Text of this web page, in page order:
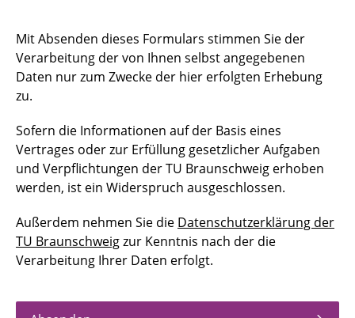
Mit Absenden dieses Formulars stimmen Sie der
Verarbeitung der von Ihnen selbst angegebenen
Daten nur zum Zwecke der hier erfolgten Erhebung
zu.
Sofern die Informationen auf der Basis eines
Vertrages oder zur Erfüllung gesetzlicher Aufgaben
und Verpflichtungen der TU Braunschweig erhoben
werden, ist ein Widerspruch ausgeschlossen.
Außerdem nehmen Sie die Datenschutzerklärung der
TU Braunschweigzur Kenntnis nach der die
Verarbeitung Ihrer Daten erfolgt.